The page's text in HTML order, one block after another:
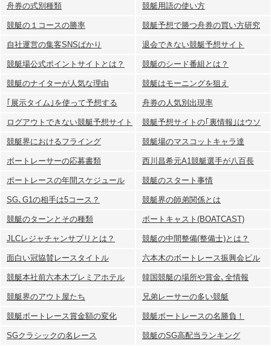
舟券の式別種類 競艇用語の使い方
競艇の１コースの勝率 競艇予想で勝つ舟券の買い方研究
自社運営の集客SNSばかり 退会できない競艇予想サイト
競艇場公式ポイントサイトとは？ 競艇のシード番組とは？
競艇のナイターが人気な理由 競艇はモーニングを狙え
｢展示タイム｣を使って予想する 舟券の人気別出現率
ログアウトできない競艇予想サイト 競艇予想サイトの｢裏情報｣はウソ
競艇界におけるフライング 競艇場のマスコットキャラ達
ボートレーサーの応募書類 西川昌希元A1競艇選手が八百長
ボートレースの年間スケジュール 競艇のスタート事情
SG､G1の相手は5コース？ 競艇界の師弟関係とは
競艇のターンとその種類 ボートキャスト(BOATCAST)
JLCレジャチャンサプリとは？ 競艇の中間整備(整備士)とは？
面白い冠協賛レースタイトル 六本木のボートレース振興会ビル
競艇本社前六本木プレミアホテル 韓国競艇の場所や賞金､全情報
競艇界のアウト屋たち 兄弟レーサーの多い競艇
競艇ボートレース賞金額の変化 競艇ボートレースの名勝負！
SGクラシックの名レース 競艇のSG高配当ランキング